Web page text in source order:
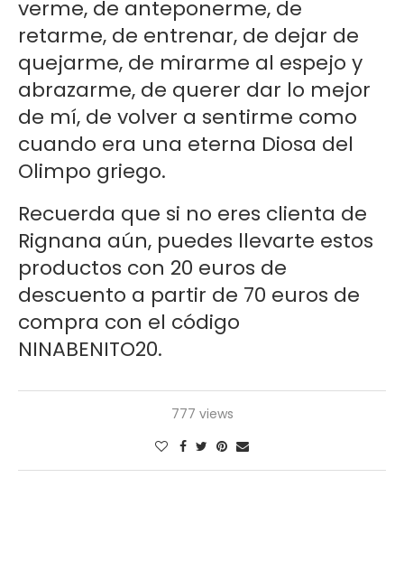
verme, de anteponerme, de
retarme, de entrenar, de dejar de
quejarme, de mirarme al espejo y
abrazarme, de querer dar lo mejor
de mí, de volver a sentirme como
cuando era una eterna Diosa del
Olimpo griego.
Recuerda que si no eres clienta de
Rignana aún, puedes llevarte estos
productos con 20 euros de
descuento a partir de 70 euros de
compra con el código
NINABENITO20.
777 views